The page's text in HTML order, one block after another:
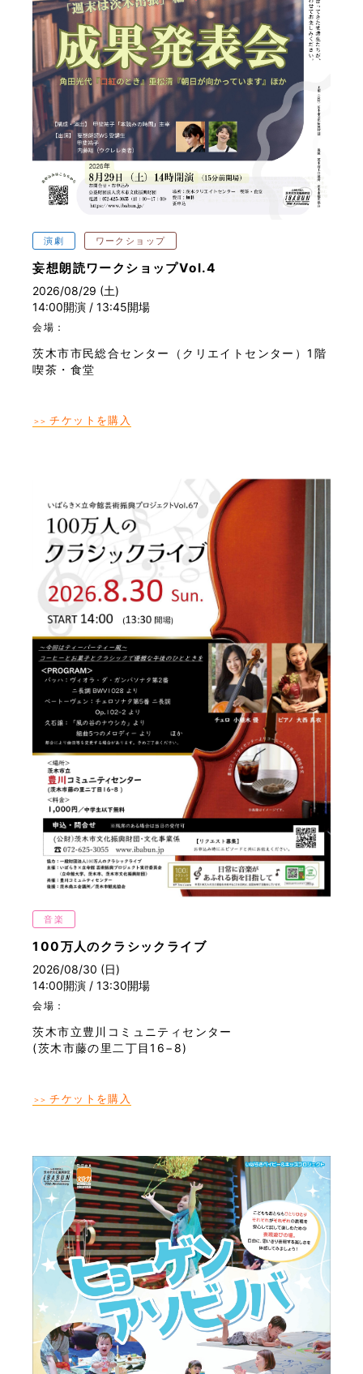
演劇 ワークショップ
妄想朗読ワークショップVol.4
2026/08/29 (土)
14:00開演 / 13:45開場
会場：
茨木市市民総合センター（クリエイトセンター）1階
喫茶・食堂
＞＞ チケットを購入
音楽
100万人のクラシックライブ
2026/08/30 (日)
14:00開演 / 13:30開場
会場：
茨木市立豊川コミュニティセンター
(茨木市藤の里二丁目16−8)
＞＞ チケットを購入